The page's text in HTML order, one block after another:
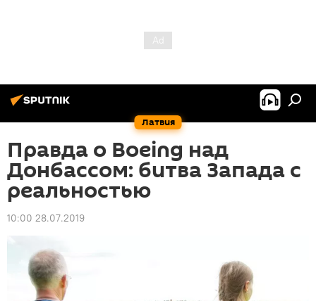
Латвия
Правда о Boeing над
Донбассом: битва Запада с
реальностью
10:00 28.07.2019